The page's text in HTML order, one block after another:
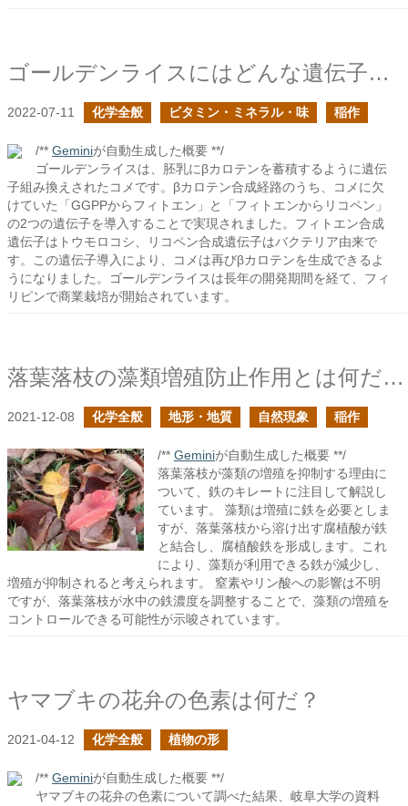
ゴールデンライスにはどんな遺伝子を導入したのだろう？
2022-07-11 化学全般 ビタミン・ミネラル・味 稲作
/** Geminiが自動生成した概要 **/
ゴールデンライスは、胚乳にβカロテンを蓄積するように遺伝
子組み換えされたコメです。βカロテン合成経路のうち、コメに欠
けていた「GGPPからフィトエン」と「フィトエンからリコペン」
の2つの遺伝子を導入することで実現されました。フィトエン合成
遺伝子はトウモロコシ、リコペン合成遺伝子はバクテリア由来で
す。この遺伝子導入により、コメは再びβカロテンを生成できるよ
うになりました。ゴールデンライスは長年の開発期間を経て、フィ
リピンで商業栽培が開始されています。
落葉落枝の藻類増殖防止作用とは何だろう？
2021-12-08 化学全般 地形・地質 自然現象 稲作
/** Geminiが自動生成した概要 **/
落葉落枝が藻類の増殖を抑制する理由に
ついて、鉄のキレートに注目して解説し
ています。 藻類は増殖に鉄を必要としま
すが、落葉落枝から溶け出す腐植酸が鉄
と結合し、腐植酸鉄を形成します。これ
により、藻類が利用できる鉄が減少し、
増殖が抑制されると考えられます。 窒素やリン酸への影響は不明
ですが、落葉落枝が水中の鉄濃度を調整することで、藻類の増殖を
コントロールできる可能性が示唆されています。
ヤマブキの花弁の色素は何だ？
2021-04-12 化学全般 植物の形
/** Geminiが自動生成した概要 **/
ヤマブキの花弁の色素について調べた結果、岐阜大学の資料